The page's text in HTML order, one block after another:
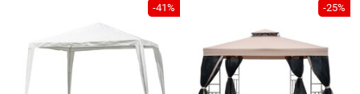
-41% -25%